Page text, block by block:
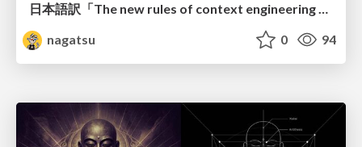
日本語訳「The new rules of context engineering for Claude 5 models」
nagatsu
0 94